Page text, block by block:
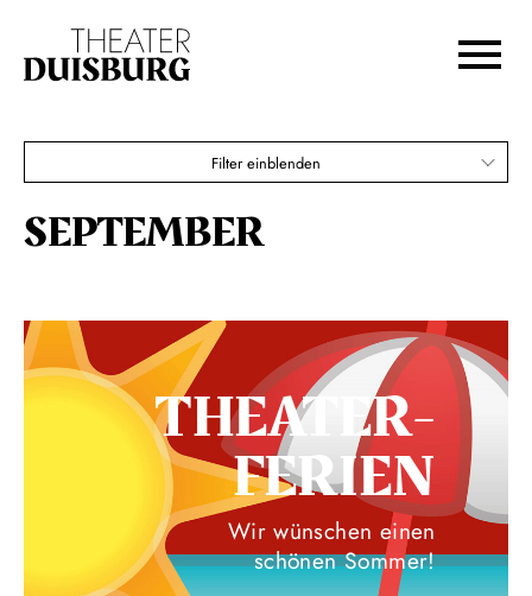
Zur Hauptnavigation springen
Zum Footer springen
Filter einblenden
SEPTEMBER
THEATER­
FERIEN
Wir wünschen einen
schönen Sommer!